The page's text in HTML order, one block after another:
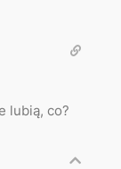
lubią, co?